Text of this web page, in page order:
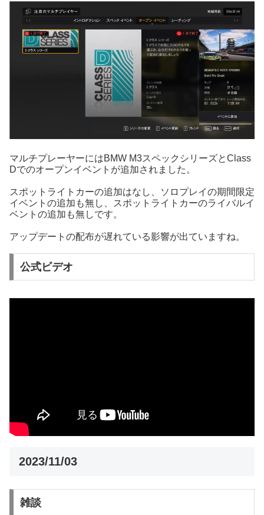
マルチプレーヤーにはBMW M3スペックシリーズとClass
Dでのオープンイベントが追加されました。
スポットライトカーの追加はなし、ソロプレイの期間限定
イベントの追加も無し、スポットライトカーのライバルイ
ベントの追加も無しです。
アップデートの配布が遅れている影響が出ていますね。
公式ビデオ
2023/11/03
雑談